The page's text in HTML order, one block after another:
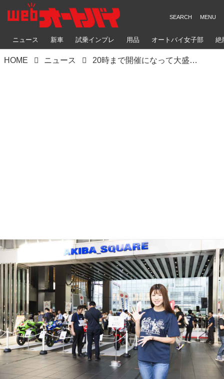
ニュース 新車 試乗インプレ 用品 オートバイ女子部 絶
HOME ニュース 20時まで開催になって大盛況！「8月19日はバイクの日 HAVE A BIKE DAY」イベントレポート